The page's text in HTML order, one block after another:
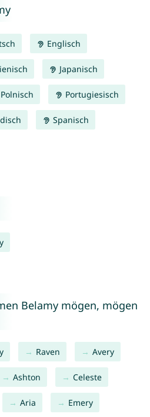
Englisch
Japanisch
Polnisch Portugiesisch
Spanisch
Belamy mögen, mögen
Raven Avery
Ashton Celeste
Aria Emery